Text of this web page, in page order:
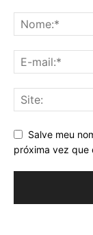
Salve meu
próxima vez que